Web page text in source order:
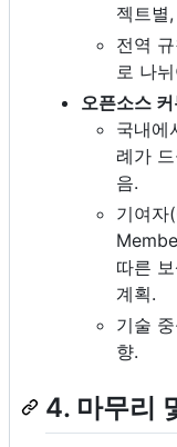
젝트별
전역
로 나
오픈소스
국내에
례가
음.
기여
따른
계획.
기술
향.
4. 마무리